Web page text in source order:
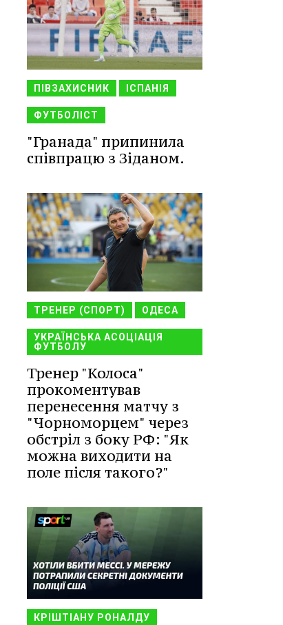
ПІВЗАХИСНИК ІСПАНІЯ
ФУТБОЛІСТ
"Гранада" припинила
співпрацю з Зіданом.
ТРЕНЕР (СПОРТ) ОДЕСА
УКРАЇНСЬКА АСОЦІАЦІЯ
ФУТБОЛУ
Тренер "Колоса"
прокоментував
перенесення матчу з
"Чорноморцем" через
обстріл з боку РФ: "Як
можна виходити на
поле після такого?"
КРІШТІАНУ РОНАЛДУ